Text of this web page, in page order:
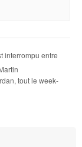
interrompu entre
tout le week-